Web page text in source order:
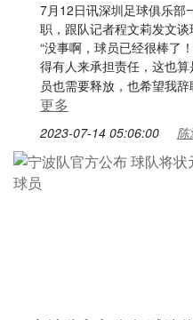
7月12日讯深圳足球俱乐部
职，跟队记者程文莉发文
“没事啊，球员已经很棒了
得有人来承担责任，这也
员也需要释放，也希望我
更多
2023-07-14 05:06:00